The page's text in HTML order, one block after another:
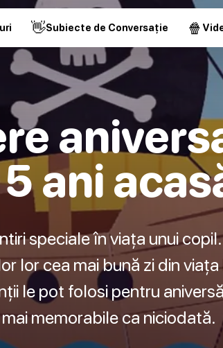
👋Subiecte de Conversație 🍿
ani
speciale în viața unui
lor cea mai bună zi din
le pot folosi pentru
memorabile ca niciodată.